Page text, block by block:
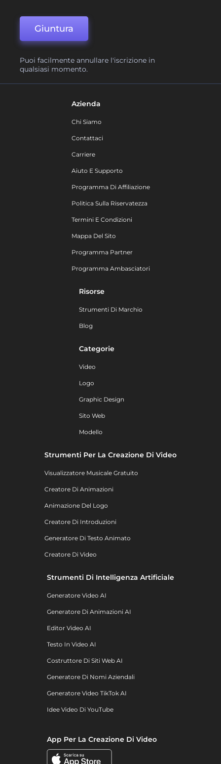
Giuntura
Puoi facilmente annullare l'iscrizione in
qualsiasi momento.
Azienda
Chi Siamo
Contattaci
Carriere
Aiuto E Supporto
Programma Di Affiliazione
Politica Sulla Riservatezza
Termini E Condizioni
Mappa Del Sito
Programma Partner
Programma Ambasciatori
Risorse
Strumenti Di Marchio
Blog
Categorie
Video
Logo
Graphic Design
Sito Web
Modello
Strumenti Per La Creazione Di Video
Visualizzatore Musicale Gratuito
Creatore Di Animazioni
Animazione Del Logo
Creatore Di Introduzioni
Generatore Di Testo Animato
Creatore Di Video
Strumenti Di Intelligenza Artificiale
Generatore Video AI
Generatore Di Animazioni AI
Editor Video AI
Testo In Video AI
Costruttore Di Siti Web AI
Generatore Di Nomi Aziendali
Generatore Video TikTok AI
Idee Video Di YouTube
App Per La Creazione Di Video